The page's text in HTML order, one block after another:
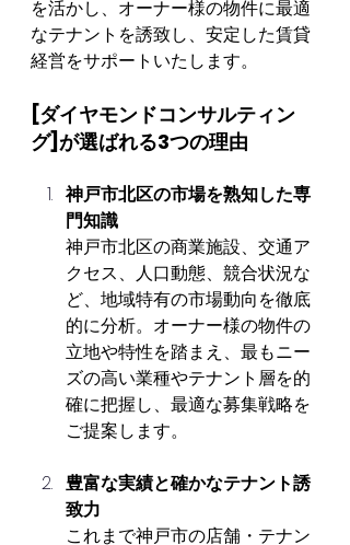
を活かし、オーナー様の物件に最適
なテナントを誘致し、安定した賃貸
経営をサポートいたします。
[ダイヤモンドコンサルティン
グ]が選ばれる3つの理由
神戸市北区の市場を熟知した専
門知識
神戸市北区の商業施設、交通ア
クセス、人口動態、競合状況な
ど、地域特有の市場動向を徹底
的に分析。オーナー様の物件の
立地や特性を踏まえ、最もニー
ズの高い業種やテナント層を的
確に把握し、最適な募集戦略を
ご提案します。
豊富な実績と確かなテナント誘
致力
これまで神戸市の店舗・テナン